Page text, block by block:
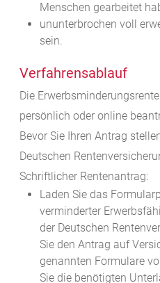
Menschen gearbeitet
ununterbrochen voll
sein.
Verfahrensablauf
Die
persönlich oder online
Bevor Sie Ihren Antrag
Deutschen
Schriftlicher Rentenantrag:
Laden Sie das
verminderter
der Deutschen
Sie den Antrag auf
genannten Formulare
Sie die benötigten